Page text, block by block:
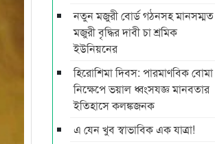
নতুন মজুরী বোর্ড গঠনসহ মানসম্মত
মজুরী বৃদ্ধির দাবী চা শ্রমিক
ইউনিয়নের
হিরোশিমা দিবস: পারমাণবিক বোমা
নিক্ষেপে ভয়াল ধ্বংসযজ্ঞ মানবতার
ইতিহাসে কলঙ্কজনক
এ যেন খুব স্বাভাবিক এক যাত্রা!